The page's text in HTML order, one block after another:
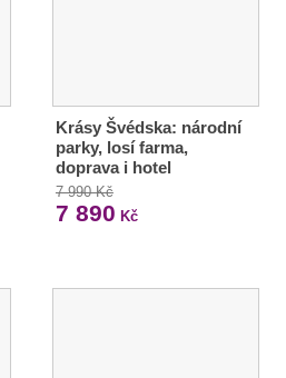
Krásy Švédska: národní
parky, losí farma,
doprava i hotel
7 990 Kč
7 890 Kč